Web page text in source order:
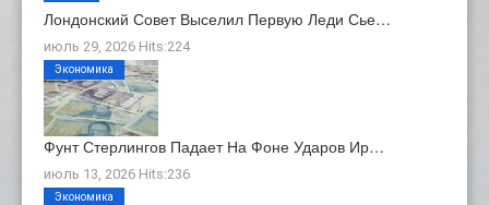
Лондонский Совет Выселил Первую Леди Сье…
июль 29, 2026 Hits:224
Фунт Стерлингов Падает На Фоне Ударов Ир…
июль 13, 2026 Hits:236
Экономика
Экономика